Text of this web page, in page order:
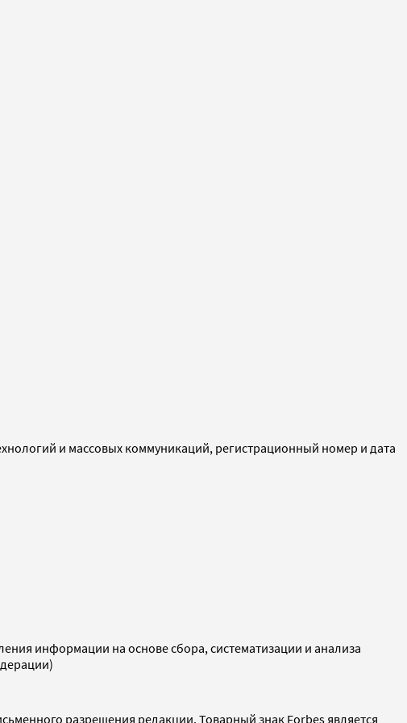
и массовых коммуникаций, регистрационный номер и дата
информации на основе сбора, систематизации и анализа
разрешения редакции. Товарный знак Forbes является